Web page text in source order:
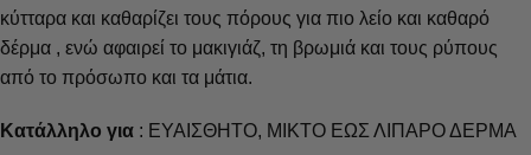
κύτταρα και καθαρίζει τους πόρους για πιο λείο και καθαρό
δέρμα , ενώ αφαιρεί το μακιγιάζ, τη βρωμιά και τους ρύπους
από το πρόσωπο και τα μάτια.
Κατάλληλο για : ΕΥΑΙΣΘΗΤΟ, ΜΙΚΤΟ ΕΩΣ ΛΙΠΑΡΟ ΔΕΡΜΑ